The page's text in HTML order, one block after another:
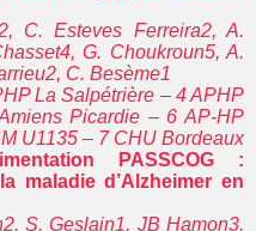
C. Esteves Ferreira2, A.
G. Choukroun5, A.
C. Besème1
La Salpétrière – 4 APHP
Picardie – 6 AP-HP
U1135 – 7 CHU Bordeaux
PASSCOG :
maladie d’Alzheimer en
S. Geslain1, JB Hamon3,